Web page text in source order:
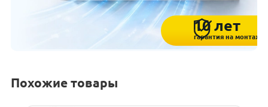
10 лет
гарантия на монтаж
Похожие товары